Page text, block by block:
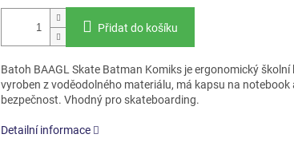
Přidat do košíku
Batoh BAAGL Skate Batman Komiks je ergonomický
vyroben z voděodolného materiálu, má kapsu na notebook
bezpečnost. Vhodný pro skateboarding.
Detailní informace